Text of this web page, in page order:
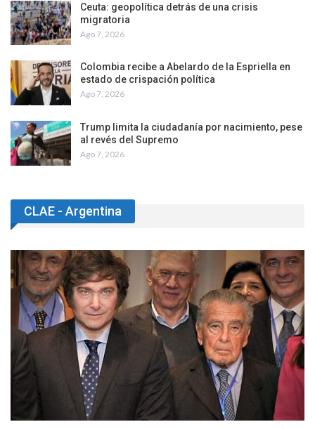
Ceuta: geopolítica detrás de una crisis
migratoria
Ago 7, 2026
Colombia recibe a Abelardo de la Espriella en
estado de crispación política
Ago 7, 2026
Trump limita la ciudadanía por nacimiento, pese
al revés del Supremo
Ago 7, 2026
CLAE - Argentina